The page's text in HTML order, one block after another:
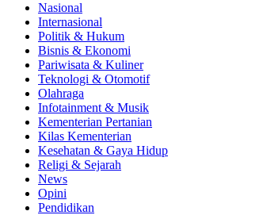
Nasional
Internasional
Politik & Hukum
Bisnis & Ekonomi
Pariwisata & Kuliner
Teknologi & Otomotif
Olahraga
Infotainment & Musik
Kementerian Pertanian
Kilas Kementerian
Kesehatan & Gaya Hidup
Religi & Sejarah
News
Opini
Pendidikan